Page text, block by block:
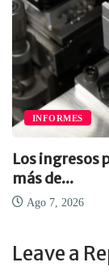
INFORMES
Los ingresos
más de...
Ago 7, 2026
Leave a